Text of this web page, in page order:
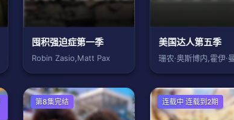
囤积强迫症第一季
Robin Zasio,Matt Pax
美国达人第五季
欧美综艺
第8集完结 大陆综艺
连载中 连载到2期